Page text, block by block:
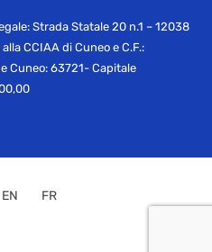
Strada Statale 20 n.1 – 12038
CCIAA di Cuneo e C.F.:
Cuneo: 63721- Capitale
EN FR